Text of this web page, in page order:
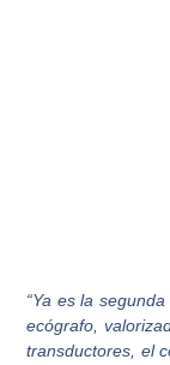
“Ya es la
ecógrafo,
transductores, el